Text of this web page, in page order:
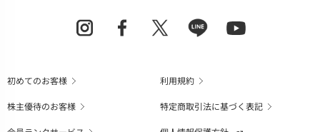
初めてのお客様
利用規約
株主優待のお客様
特定商取引法に基づく表記